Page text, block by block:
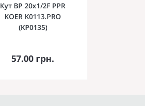
Кут ВР 20x1/2F PPR
KOER K0113.PRO
(KP0135)
57.00 грн.
До кошика